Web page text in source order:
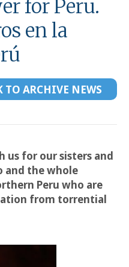
for Peru.
en la
TO ARCHIVE NEWS
us for our sisters and
and the whole
Peru who are
from torrential